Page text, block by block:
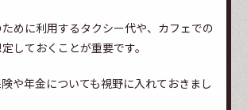
めに利用するタクシー代や、カフェでの
しておくことが重要です。
や年金についても視野に入れておきまし